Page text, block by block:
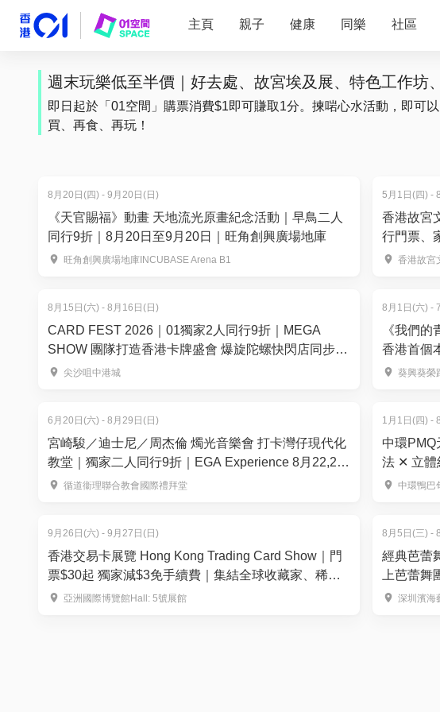
主頁 親子 健康 同樂 社區
週末玩樂低至半價｜好去處、故宮埃及展、特色工作坊
即日起於「01空間」購票消費$1即可賺取1分。揀啱心水活動，即可
買、再食、再玩！
8月20日(四) - 9月20日(日)
《天官賜福》動畫 天地流光原畫紀念活動｜早鳥二人
同行9折｜8月20日至9月20日｜旺角創興廣場地庫
旺角創興廣場地庫INCUBASE Arena B1
5月1日(四) -
香港故宮
行門票、
展 香港故宮
8月15日(六) - 8月16日(日)
CARD FEST 2026｜01獨家2人同行9折｜MEGA
SHOW 團隊打造香港卡牌盛會 爆旋陀螺快閃店同步登
場！8月15-16日登陸尖沙咀中港城
尖沙咀中港城
8月1日(六) -
《我們
香港首個
觀眾入場
葵興葵榮
6月20日(六) - 8月29日(日)
宮崎駿／迪士尼／周杰倫 燭光音樂會 打卡灣仔現代化
教堂｜獨家二人同行9折｜EGA Experience 8月22,29
日｜ 循道衞理聯合教會國際禮拜堂
循道衞理聯合教會國際禮拜堂
1月1日(四) -
中環
法 ✕ 立體
中環鴨巴
9月26日(六) - 9月27日(日)
香港交易卡展覽 Hong Kong Trading Card Show｜門
票$30起 獨家減$3免手續費｜集結全球收藏家、稀有
卡 150+攤位— 運動卡、寶可夢、集換式卡牌遊戲、航
亞洲國際博覽館Hall: 5號展館
8月5日(三) -
經典芭蕾
上芭蕾
起 深圳濱海